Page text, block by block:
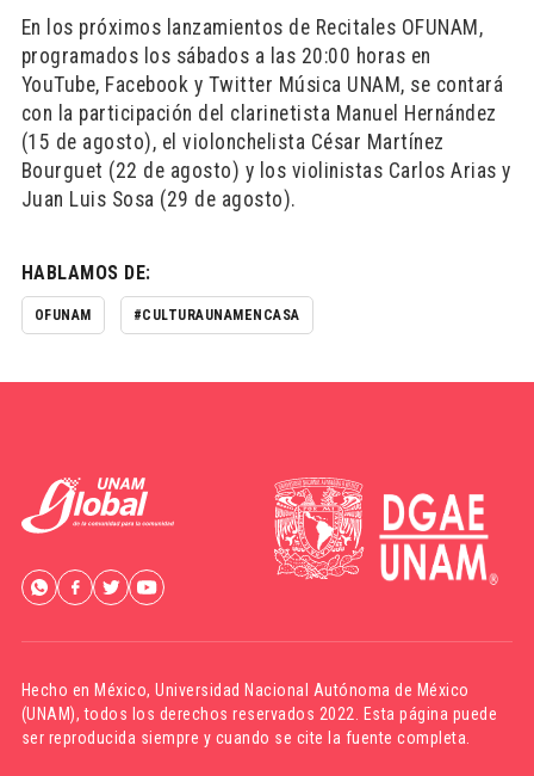
En los próximos lanzamientos de Recitales OFUNAM,
programados los sábados a las 20:00 horas en
YouTube, Facebook y Twitter Música UNAM, se contará
con la participación del clarinetista Manuel Hernández
(15 de agosto), el violonchelista César Martínez
Bourguet (22 de agosto) y los violinistas Carlos Arias y
Juan Luis Sosa (29 de agosto).
HABLAMOS DE:
OFUNAM #CULTURAUNAMENCASA
Hecho en México,Universidad Nacional Autónoma de México
(UNAM), todos los derechos reservados 2022. Esta página puede
ser reproducida siempre y cuando se cite la fuente completa.